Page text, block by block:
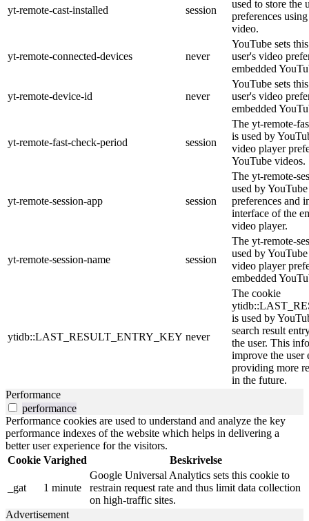
yt-remote-cast-installed session
used to store the
preferences
video.
yt-remote-connected-devices never
YouTube sets
user's video
embedded
yt-remote-device-id never
YouTube sets
user's video
embedded
yt-remote-fast-check-period session
The yt-remote-
is used by
video player
YouTube videos.
yt-remote-session-app session
The yt-remote-
used by
preferences and
interface of the
video player.
yt-remote-session-name session
The yt-remote-
used by
video player
embedded
ytidb::LAST_RESULT_ENTRY_KEY never
The cookie
is used by
search result
the user. This
improve the user
providing more
in the future.
Performance
performance
Performance cookies are used to understand and analyze the key
performance indexes of the website which helps in delivering a
better user experience for the visitors.
Cookie Varighed Beskrivelse
_gat 1 minute
Google Universal Analytics sets this cookie to
restrain request rate and thus limit data collection
on high-traffic sites.
Advertisement